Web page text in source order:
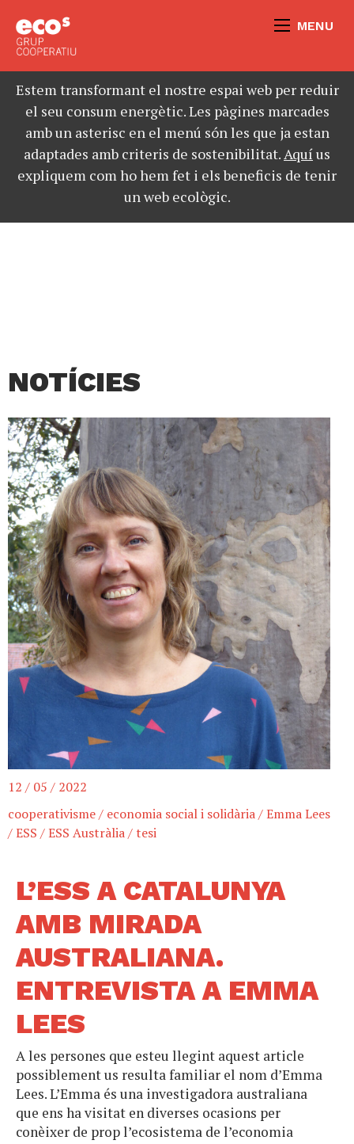
MENU
Estem transformant el nostre espai web per reduir
el seu consum energètic. Les pàgines marcades
amb un asterisc en el menú són les que ja estan
adaptades amb criteris de sostenibilitat.Aquíus
expliquem com ho hem fet i els beneficis de tenir
un web ecològic.
NOTÍCIES
12 / 05 / 2022
cooperativisme/ economia social i solidària/Emma Lees
/ESS /ESS Austràlia/tesi
L’ESS A CATALUNYA
AMB MIRADA
AUSTRALIANA.
ENTREVISTA A EMMA
LEES
A les persones que esteu llegint aquest article
possiblement us resulta familiar el nom d’Emma
Lees. L’Emma és una investigadora australiana
que ens ha visitat en diverses ocasions per
conèixer de prop l’ecosistema de l’economia